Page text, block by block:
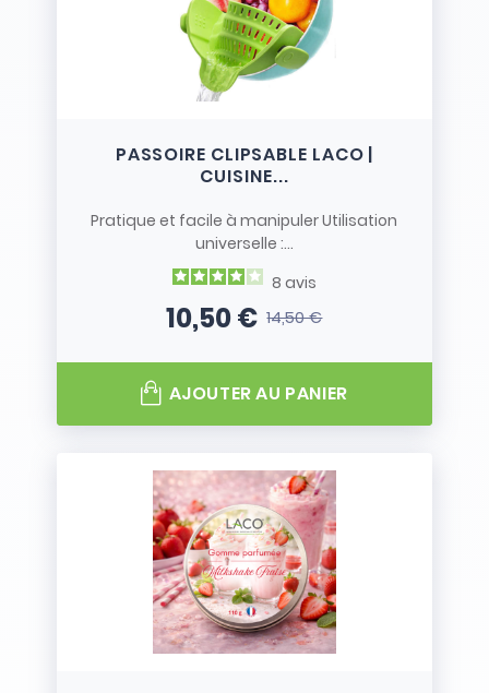
PASSOIRE CLIPSABLE LACO |
CUISINE...
Pratique et facile à manipuler Utilisation
universelle :...
8 avis
Prix
10,50 €Prix de base
14,50 €
AJOUTER AU PANIER